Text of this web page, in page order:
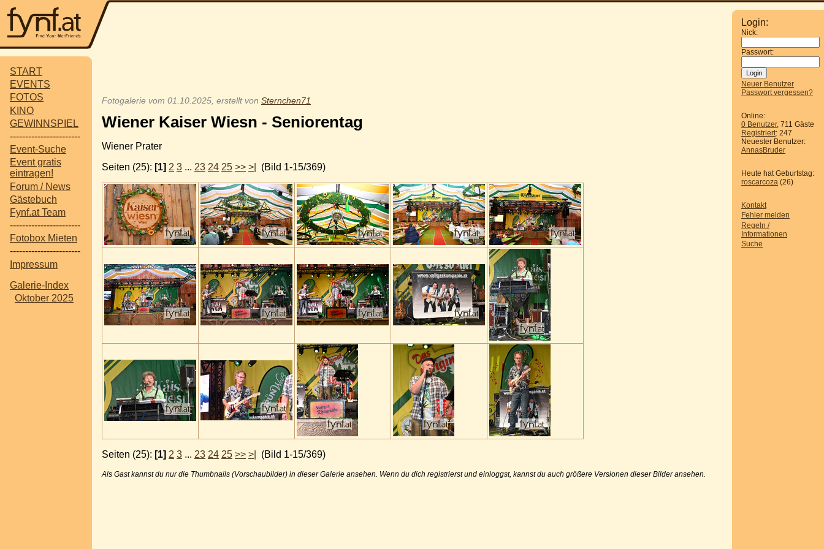
START
EVENTS
FOTOS
KINO
GEWINNSPIEL
-----------------------
Event-Suche
Event gratis
eintragen!
Forum / News
Gästebuch
Fynf.at Team
-----------------------
Fotobox Mieten
-----------------------
Impressum
Galerie-Index
Oktober 2025
Login:
Nick:
Passwort:
Neuer Benutzer
Passwort vergessen?
Online:
0 Benutzer, 711 Gäste
Registriert: 247
Neuester Benutzer:
AnnasBruder
Heute hat Geburtstag:
roscarcoza (26)
Kontakt
Fehler melden
Regeln /
Informationen
Suche
Fotogalerie vom 01.10.2025, erstellt von Sternchen71
Wiener Kaiser Wiesn - Seniorentag
Wiener Prater
Seiten (25): [1] 2 3 ... 23 24 25 >> >| (Bild 1-15/369)
Seiten (25): [1] 2 3 ... 23 24 25 >> >| (Bild 1-15/369)
Als Gast kannst du nur die Thumbnails (Vorschaubilder) in dieser Galerie ansehen. Wenn du dich registrierst und einloggst, kannst du auch größere Versionen dieser Bilder ansehen.